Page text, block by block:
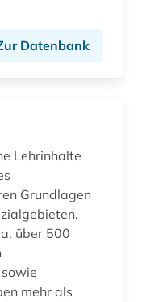
Datenbank
Lehrinhalte
Grundlagen
als